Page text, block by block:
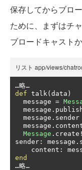
保存してからブロ
ために、まずはチ
ブロードキャスト
リスト app/views/
…略…
def talk ( data )
  message
=
  message
.
  message
. sender
  message
.
Message . create !
sender : message .
    content
:
end
…略…